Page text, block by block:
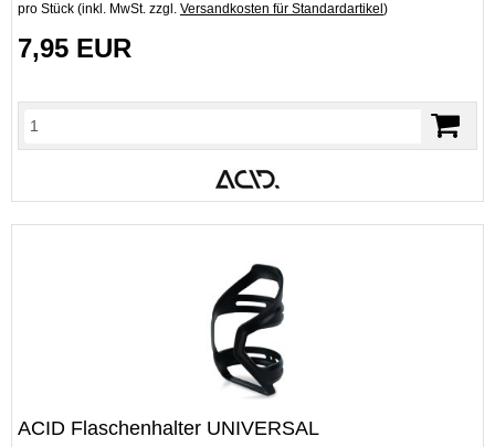
pro Stück (inkl. MwSt. zzgl. Versandkosten für Standardartikel )
7,95 EUR
ACID Flaschenhalter UNIVERSAL